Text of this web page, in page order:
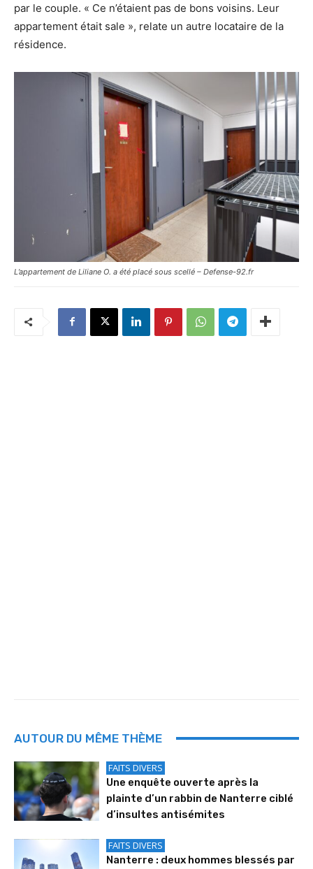
par le couple. « Ce n’étaient pas de bons voisins. Leur
appartement était sale », relate un autre locataire de la
résidence.
L’appartement de Liliane O. a été placé sous scellé – Defense-92.fr
AUTOUR DU MÊME THÈME
FAITS DIVERS
Une enquête ouverte après la
plainte d’un rabbin de Nanterre ciblé
d’insultes antisémites
FAITS DIVERS
Nanterre : deux hommes blessés par